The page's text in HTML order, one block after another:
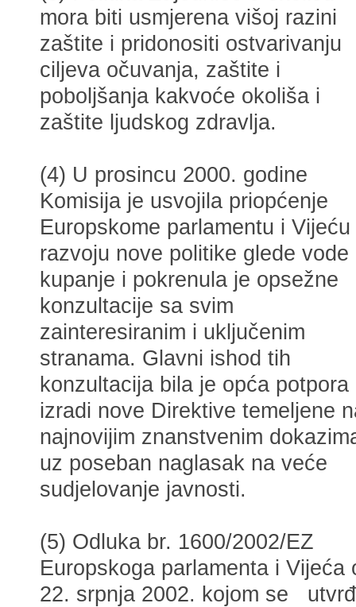
mora biti usmjerena višoj razini
zaštite i pridonositi ostvarivanju
ciljeva očuvanja, zaštite i
poboljšanja kakvoće okoliša i
zaštite ljudskog zdravlja.
(4) U prosincu 2000. godine
Komisija je usvojila priopćenje
Europskome parlamentu i Vijeću
razvoju nove politike glede vode
kupanje i pokrenula je opsežne
konzultacije sa svim
zainteresiranim i uključenim
stranama. Glavni ishod tih
konzultacija bila je opća potpora
izradi nove Direktive temeljene
najnovijim znanstvenim
uz poseban naglasak na veće
sudjelovanje javnosti.
(5) Odluka br. 1600/2002/EZ
Europskoga parlamenta i Vijeća
22. srpnja 2002. kojom se